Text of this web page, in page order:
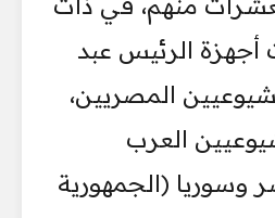
الرئيس عبد
المصريين،
العرب
وسوريا (الجمهورية